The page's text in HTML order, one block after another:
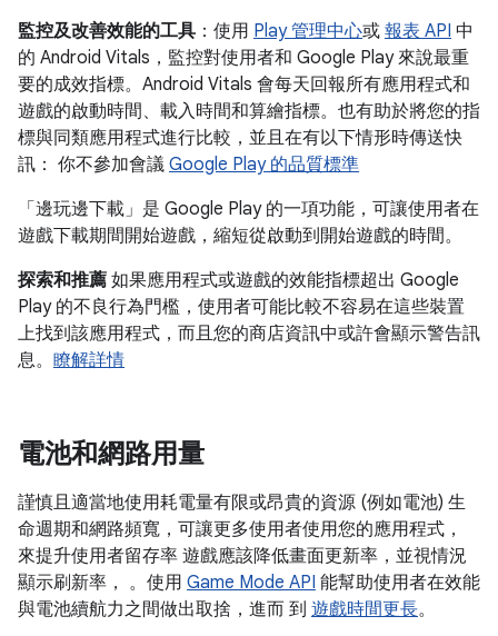
監控及改善效能的工具 ：使用 Play 管理中心或 報表 API 中
的 Android Vitals，監控對使用者和 Google Play 來說最重
要的成效指標。Android Vitals 會每天回報所有應用程式和
遊戲的啟動時間、載入時間和算繪指標。也有助於將您的指
標與同類應用程式進行比較，並且在有以下情形時傳送快
訊： 你不參加會議 Google Play 的品質標準
「邊玩邊下載」 是 Google Play 的一項功能，可讓使用者在
遊戲下載期間開始遊戲，縮短從啟動到開始遊戲的時間。
探索和推薦 如果應用程式或遊戲的效能指標超出 Google
Play 的不良行為門檻，使用者可能比較不容易在這些裝置
上找到該應用程式，而且您的商店資訊中或許會顯示警告訊
息。 瞭解詳情
電池和網路用量
謹慎且適當地使用耗電量有限或昂貴的資源 (例如電池) 生
命週期和網路頻寬，可讓更多使用者使用您的應用程式，
來提升使用者留存率 遊戲應該降低畫面更新率，並視情況
顯示刷新率， 。使用 Game Mode API 能幫助使用者在效能
與電池續航力之間做出取捨，進而 到 遊戲時間更長。